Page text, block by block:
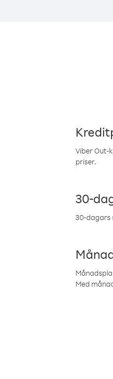
Viber Out-
priser.
30-
30-dagars
Med